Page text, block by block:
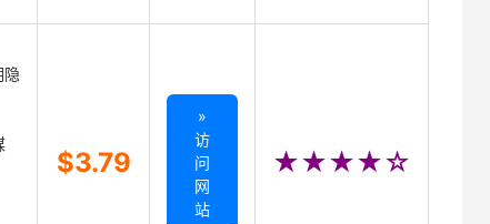
隐
$3.79
»
访
问
网
站
★★★★☆